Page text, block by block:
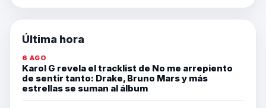
Última hora
6 AGO
Karol G revela el tracklist de No me arrepiento
de sentir tanto: Drake, Bruno Mars y más
estrellas se suman al álbum